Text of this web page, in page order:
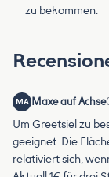
zu bekommen.
MA Maxe auf Achse
Um Greetsiel zu
geeignet. Die
relativiert sich,